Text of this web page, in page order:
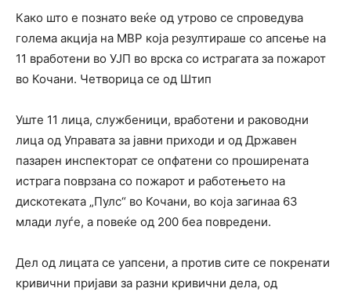
Како што е познато веќе од утрово се спроведува
голема акција на МВР која резултираше со апсење на
11 вработени во УЈП во врска со истрагата за пожарот
во Кочани. Четворица се од Штип
Уште 11 лица, службеници, вработени и раководни
лица од Управата за јавни приходи и од Државен
пазарен инспекторат се опфатени со проширената
истрага поврзана со пожарот и работењето на
дискотеката „Пулс“ во Кочани, во која загинаа 63
млади луѓе, а повеќе од 200 беа повредени.
Дел од лицата се уапсени, а против сите се покренати
кривични пријави за разни кривични дела, од